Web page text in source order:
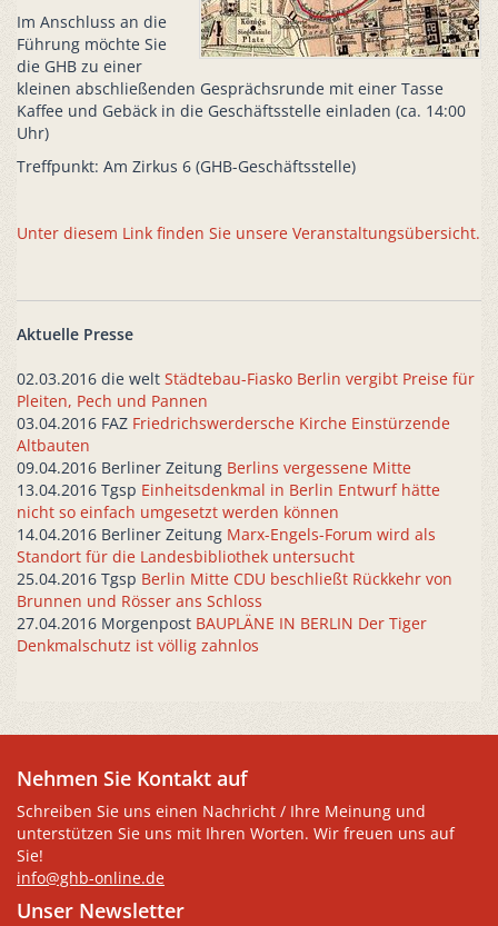
Im Anschluss an die
Führung möchte Sie
die GHB zu einer
kleinen abschließenden Gesprächsrunde mit einer Tasse
Kaffee und Gebäck in die Geschäftsstelle einladen (ca. 14:00
Uhr)
Treffpunkt: Am Zirkus 6 (GHB-Geschäftsstelle)
Unter diesem Link finden Sie unsere Veranstaltungsübersicht.
Aktuelle Presse
02.03.2016 die welt Städtebau-Fiasko Berlin vergibt Preise für
Pleiten, Pech und Pannen
03.04.2016 FAZ Friedrichswerdersche Kirche Einstürzende
Altbauten
09.04.2016 Berliner Zeitung Berlins vergessene Mitte
13.04.2016 Tgsp Einheitsdenkmal in Berlin Entwurf hätte
nicht so einfach umgesetzt werden können
14.04.2016 Berliner Zeitung Marx-Engels-Forum wird als
Standort für die Landesbibliothek untersucht
25.04.2016 Tgsp Berlin Mitte CDU beschließt Rückkehr von
Brunnen und Rösser ans Schloss
27.04.2016 Morgenpost BAUPLÄNE IN BERLIN Der Tiger
Denkmalschutz ist völlig zahnlos
Nehmen Sie Kontakt auf
Schreiben Sie uns einen Nachricht / Ihre Meinung und
unterstützen Sie uns mit Ihren Worten. Wir freuen uns auf
Sie!
info@ghb-online.de
Unser Newsletter